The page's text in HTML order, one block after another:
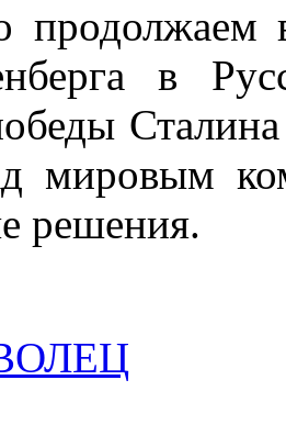
продолжаем
в
Сталина
мировым
решения.